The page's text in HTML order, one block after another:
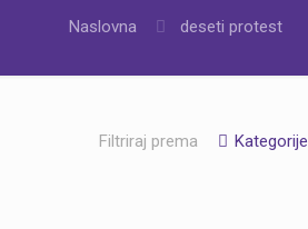
Naslovna deseti protest
Filtriraj prema Kategorije